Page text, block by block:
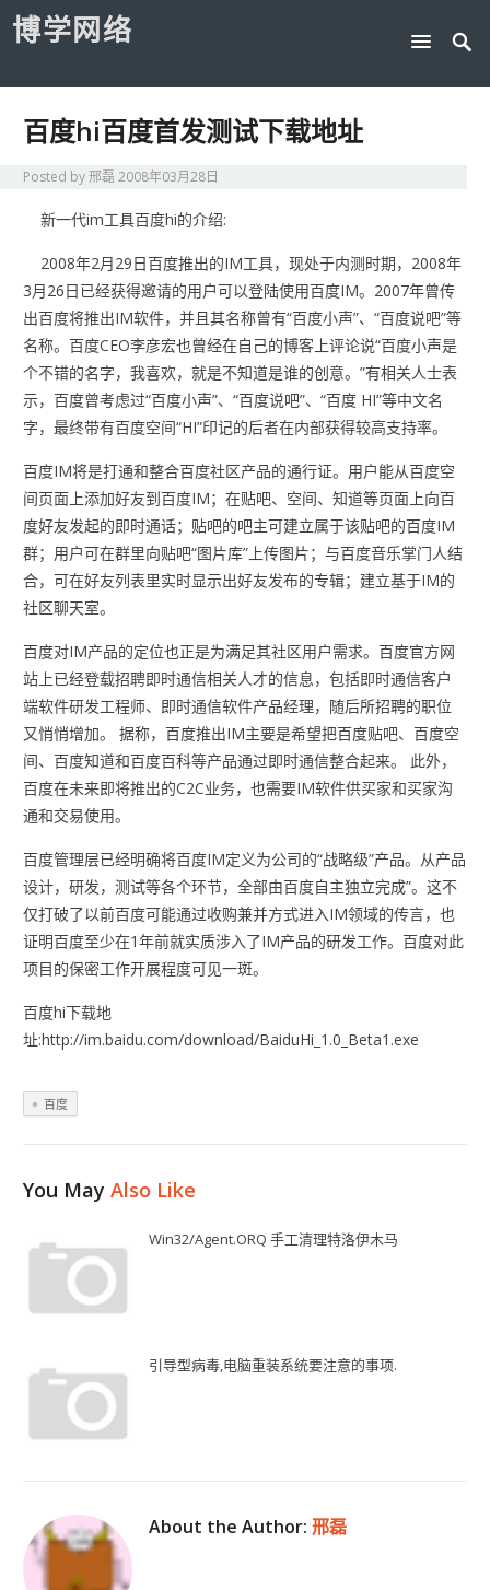
博学网络
百度hi百度首发测试下载地址
Posted by邢磊2008年03月28日
新一代im工具百度hi的介绍:
2008年2月29日百度推出的IM工具，现处于内测时期，2008年
3月26日已经获得邀请的用户可以登陆使用百度IM。2007年曾传
出百度将推出IM软件，并且其名称曾有“百度小声”、“百度说吧”等
名称。百度CEO李彦宏也曾经在自己的博客上评论说“百度小声是
个不错的名字，我喜欢，就是不知道是谁的创意。”有相关人士表
示，百度曾考虑过“百度小声”、“百度说吧”、“百度 HI”等中文名
字，最终带有百度空间“HI”印记的后者在内部获得较高支持率。
百度IM将是打通和整合百度社区产品的通行证。用户能从百度空
间页面上添加好友到百度IM；在贴吧、空间、知道等页面上向百
度好友发起的即时通话；贴吧的吧主可建立属于该贴吧的百度IM
群；用户可在群里向贴吧“图片库”上传图片；与百度音乐掌门人结
合，可在好友列表里实时显示出好友发布的专辑；建立基于IM的
社区聊天室。
百度对IM产品的定位也正是为满足其社区用户需求。百度官方网
站上已经登载招聘即时通信相关人才的信息，包括即时通信客户
端软件研发工程师、即时通信软件产品经理，随后所招聘的职位
又悄悄增加。 据称，百度推出IM主要是希望把百度贴吧、百度空
间、百度知道和百度百科等产品通过即时通信整合起来。 此外，
百度在未来即将推出的C2C业务，也需要IM软件供买家和买家沟
通和交易使用。
百度管理层已经明确将百度IM定义为公司的“战略级”产品。从产品
设计，研发，测试等各个环节，全部由百度自主独立完成”。这不
仅打破了以前百度可能通过收购兼并方式进入IM领域的传言，也
证明百度至少在1年前就实质涉入了IM产品的研发工作。百度对此
项目的保密工作开展程度可见一斑。
百度hi下载地
址:http://im.baidu.com/download/BaiduHi_1.0_Beta1.exe
百度
You MayAlso Like
Win32/Agent.ORQ 手工清理特洛伊木马
引导型病毒,电脑重装系统要注意的事项.
About the Author:邢磊